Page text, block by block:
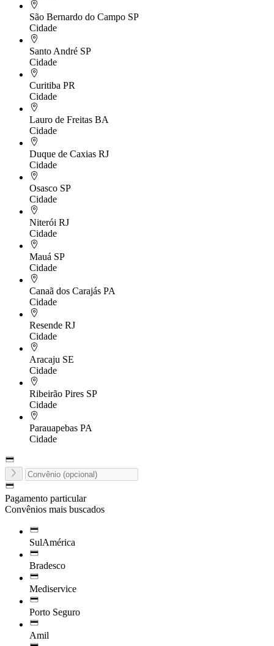
São Bernardo do Campo SP
Cidade
Santo André SP
Cidade
Curitiba PR
Cidade
Lauro de Freitas BA
Cidade
Duque de Caxias RJ
Cidade
Osasco SP
Cidade
Niterói RJ
Cidade
Mauá SP
Cidade
Canaã dos Carajás PA
Cidade
Resende RJ
Cidade
Aracaju SE
Cidade
Ribeirão Pires SP
Cidade
Parauapebas PA
Cidade
Pagamento particular
Convênios mais buscados
SulAmérica
Bradesco
Mediservice
Porto Seguro
Amil